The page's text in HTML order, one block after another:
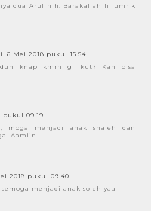
dua Arul nih. Barakallah fii umrik
6 Mei 2018 pukul 15.54
duh knap kmrn g ikut? Kan bisa
pukul 09.19
moga menjadi anak shaleh dan
Aamiin
2018 pukul 09.40
menjadi anak soleh yaa